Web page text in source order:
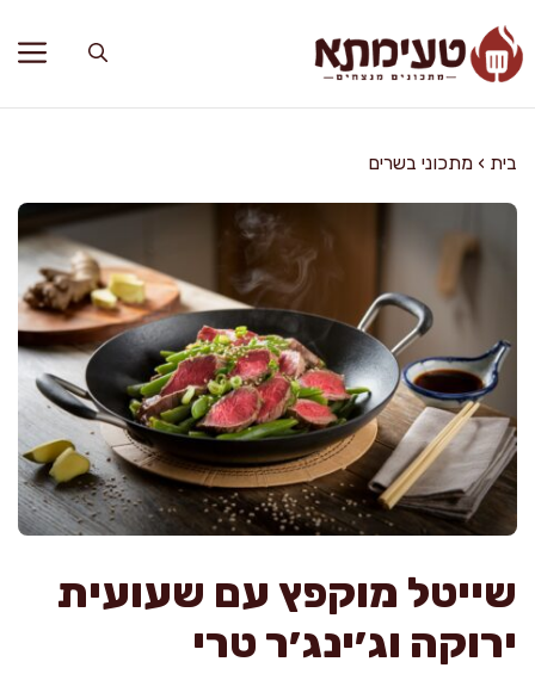
לתוכן
בית › מתכוני בשרים
שייטל מוקפץ עם שעועית
ירוקה וג׳ינג׳ר טרי